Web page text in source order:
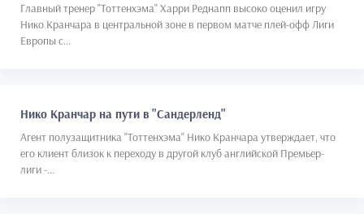
Главный тренер "Тоттенхэма" Харри Реднапп высоко оценил игру
Нико Кранчара в центральной зоне в первом матче плей-офф Лиги
Европы с...
Нико Кранчар на пути в "Сандерленд"
Агент полузащитника "Тоттенхэма" Нико Кранчара утверждает, что
его клиент близок к переходу в другой клуб английской Премьер-
лиги -...